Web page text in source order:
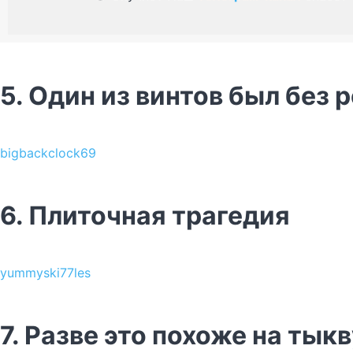
5. Один из винтов был без
bigbackclock69
6. Плиточная трагедия
yummyski77les
7. Разве это похоже на